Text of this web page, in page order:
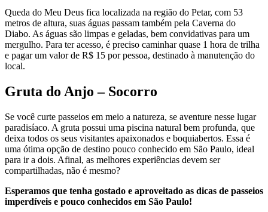
Queda do Meu Deus fica localizada na região do Petar, com 53
metros de altura, suas águas passam também pela Caverna do
Diabo. As águas são limpas e geladas, bem convidativas para um
mergulho. Para ter acesso, é preciso caminhar quase 1 hora de trilha
e pagar um valor de R$ 15 por pessoa, destinado à manutenção do
local.
Gruta do Anjo – Socorro
Se você curte passeios em meio a natureza, se aventure nesse lugar
paradisíaco. A gruta possui uma piscina natural bem profunda, que
deixa todos os seus visitantes apaixonados e boquiabertos. Essa é
uma ótima opção de destino pouco conhecido em São Paulo, ideal
para ir a dois. Afinal, as melhores experiências devem ser
compartilhadas, não é mesmo?
Esperamos que tenha gostado e aproveitado as dicas de passeios
imperdíveis e pouco conhecidos em São Paulo!